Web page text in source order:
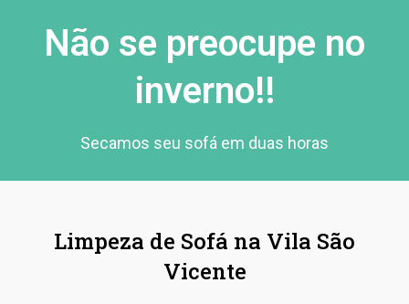
Não se preocupe no
inverno!!
Secamos seu sofá em duas horas
Limpeza de Sofá na Vila São
Vicente